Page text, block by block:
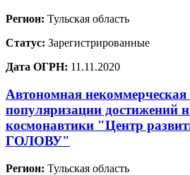
Регион: Тульская область
Статус: Зарегистрированные
Дата ОГРН: 11.11.2020
Автономная некоммерческая
популяризации достижений
космонавтики "Центр
ГОЛОВУ"
Регион: Тульская область